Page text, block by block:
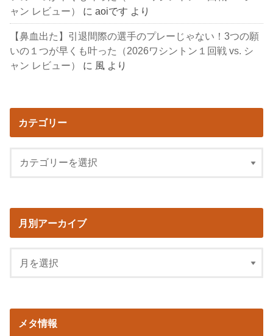
ャン レビュー）
にaoiです より
【鼻血出た】引退間際の選手のプレーじゃない！3つの願
いの１つが早くも叶った（2026ワシントン１回戦 vs. シ
ャン レビュー）
に 風 より
カテゴリー
月別アーカイブ
メタ情報